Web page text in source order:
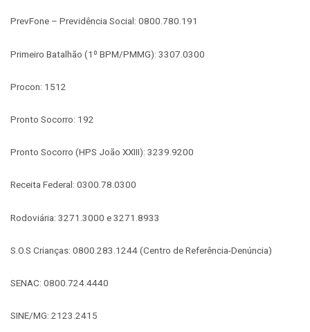
PrevFone – Previdência Social: 0800.780.191
Primeiro Batalhão (1º BPM/PMMG): 3307.0300
Procon: 1512
Pronto Socorro: 192
Pronto Socorro (HPS João XXIII): 3239.9200
Receita Federal: 0300.78.0300
Rodoviária: 3271.3000 e 3271.8933
S.O.S Crianças: 0800.283.1244 (Centro de Referência-Denúncia)
SENAC: 0800.724.4440
SINE/MG: 2123.2415